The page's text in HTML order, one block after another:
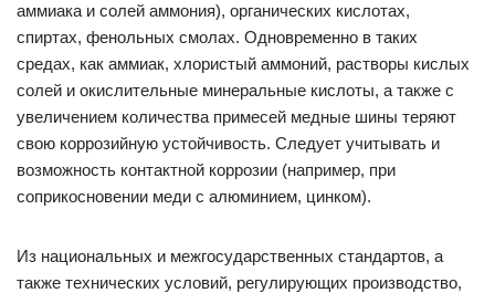
аммиака и солей аммония), органических кислотах,
спиртах, фенольных смолах. Одновременно в таких
средах, как аммиак, хлористый аммоний, растворы кислых
солей и окислительные минеральные кислоты, а также с
увеличением количества примесей медные шины теряют
свою коррозийную устойчивость. Следует учитывать и
возможность контактной коррозии (например, при
соприкосновении меди с алюминием, цинком).
Из национальных и межгосударственных стандартов, а
также технических условий, регулирующих производство,